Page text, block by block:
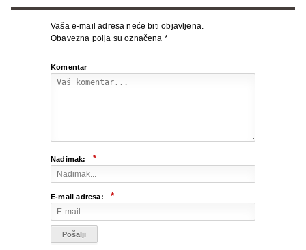
Vaša e-mail adresa neće biti objavljena.
Obavezna polja su označena *
Komentar
Nadimak: *
E-mail adresa: *